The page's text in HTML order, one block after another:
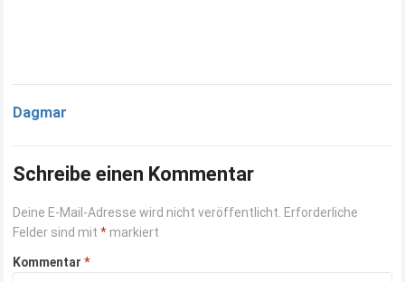
Dagmar
Schreibe einen Kommentar
Deine E-Mail-Adresse wird nicht veröffentlicht. Erforderliche
Felder sind mit* markiert
Kommentar*